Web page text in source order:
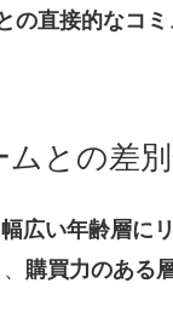
の直接的なコ
との差
幅広い年齢層に
購買力のある